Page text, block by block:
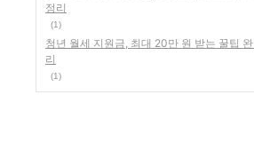
정리
(1)
청년 월세 지원금, 최대 20만 원 받는 꿀팁 완
리
(1)